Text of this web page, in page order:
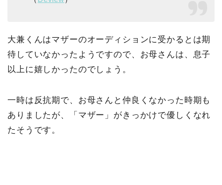
大兼くんはマザーのオーディションに受かるとは期
待していなかったようですので、お母さんは、息子
以上に嬉しかったのでしょう。
一時は反抗期で、お母さんと仲良くなかった時期も
ありましたが、「マザー」がきっかけで優しくなれ
たそうです。